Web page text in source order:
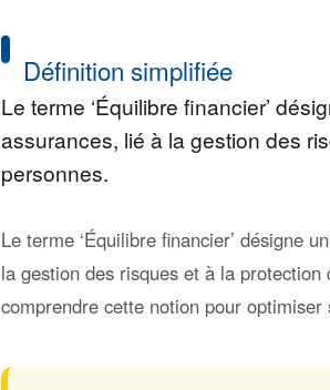
Définition simplifiée
Le terme ‘Équilibre financier’
assurances, lié à la gestion des
personnes.
Le terme ‘Équilibre financier’ désigne
la gestion des risques et à la
comprendre cette notion pour